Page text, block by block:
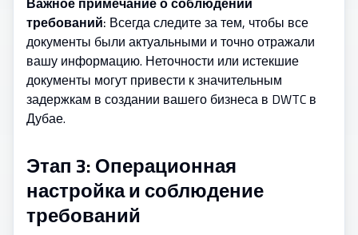
требований: Всегда следите за тем, чтобы все
документы были актуальными и точно отражали
вашу информацию. Неточности или истекшие
документы могут привести к значительным
задержкам в создании вашего бизнеса в DWTC в
Дубае.
Этап 3: Операционная
настройка и соблюдение
требований